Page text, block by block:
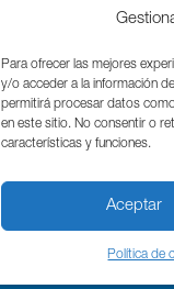
Para ofrecer las mejores
y/o acceder a la información
permitirá procesar datos
en este sitio. No consentir o
características y funciones.
Aceptar
Política de